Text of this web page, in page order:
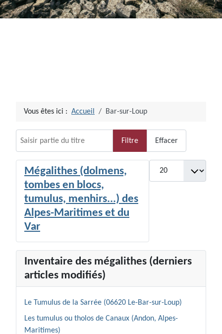
Vous êtes ici : Accueil Bar-sur-Loup
Filtre Effacer
Afficher #
Mégalithes (dolmens,
tombes en blocs,
tumulus, menhirs...) des
Alpes-Maritimes et du
Var
Inventaire des mégalithes (derniers
articles modifiés)
Le Tumulus de la Sarrée (06620 Le-Bar-sur-Loup)
Les tumulus ou tholos de Canaux (Andon, Alpes-
Maritimes)